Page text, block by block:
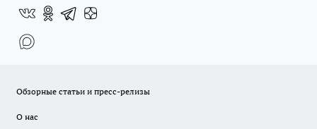
Обзорные статьи и пресс-релизы
О нас